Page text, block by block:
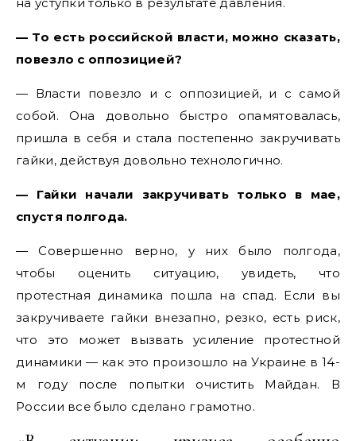
— То есть российской власти, можно сказать,
повезло с оппозицией?
— Власти повезло и с оппозицией, и с самой
собой. Она довольно быстро опамятовалась,
пришла в себя и стала постепенно закручивать
гайки, действуя довольно технологично.
— Гайки начали закручивать только в мае,
спустя полгода.
— Совершенно верно, у них было полгода,
чтобы оценить ситуацию, увидеть, что
протестная динамика пошла на спад. Если вы
закручиваете гайки внезапно, резко, есть риск,
что это может вызвать усиление протестной
динамики — как это произошло на Украине в 14-
м году после попытки очистить Майдан. В
России все было сделано грамотно.